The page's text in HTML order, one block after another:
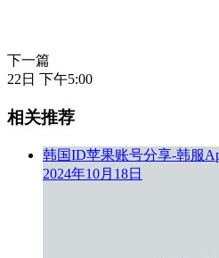
下一篇
22日 下午5:00
相关推荐
韩国ID苹果账号分享-韩服
2024年10月18日